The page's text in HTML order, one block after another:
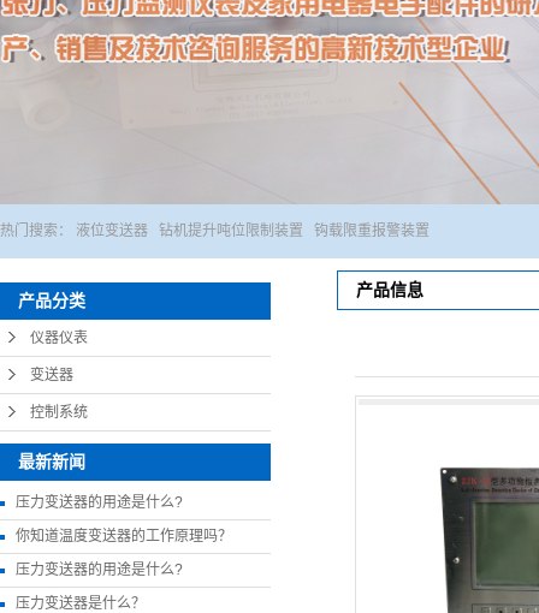
热门搜索： 液位变送器 钻机提升吨位限制装置 钩载限重报警装置
产品分类
仪器仪表
变送器
控制系统
最新新闻
压力变送器的用途是什么?
你知道温度变送器的工作原理吗？
压力变送器的用途是什么?
压力变送器是什么？
产品信息